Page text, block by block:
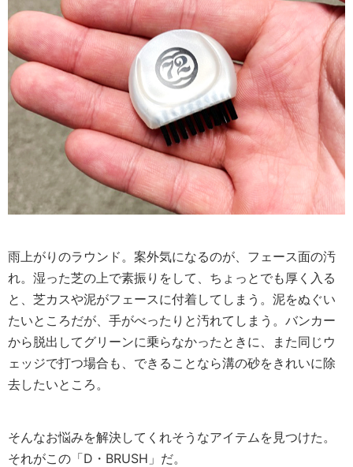
雨上がりのラウンド。案外気になるのが、フェース面の汚
れ。湿った芝の上で素振りをして、ちょっとでも厚く入る
と、芝カスや泥がフェースに付着してしまう。泥をぬぐい
たいところだが、手がべったりと汚れてしまう。バンカー
から脱出してグリーンに乗らなかったときに、また同じウ
ェッジで打つ場合も、できることなら溝の砂をきれいに除
去したいところ。
そんなお悩みを解決してくれそうなアイテムを見つけた。
それがこの「D・BRUSH」だ。